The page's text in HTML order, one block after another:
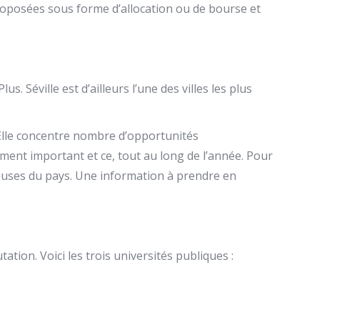
sous forme d’allocation ou de bourse et
Séville est d’ailleurs l’une des villes les plus
concentre nombre d’opportunités
important et ce, tout au long de l’année. Pour
du pays. Une information à prendre en
Voici les trois universités publiques :